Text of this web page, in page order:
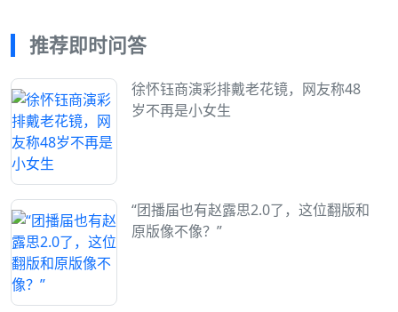
推荐即时问答
徐怀钰商演彩排戴老花镜，网友称48
岁不再是小女生
“团播届也有赵露思2.0了，这位翻版和
原版像不像？”